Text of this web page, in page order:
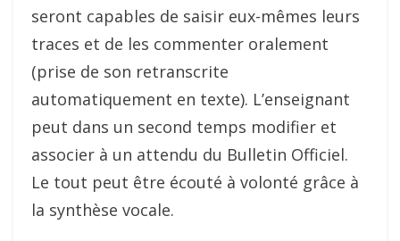
seront capables de saisir eux-mêmes leurs
traces et de les commenter oralement
(prise de son retranscrite
automatiquement en texte). L’enseignant
peut dans un second temps modifier et
associer à un attendu du Bulletin Officiel.
Le tout peut être écouté à volonté grâce à
la synthèse vocale.